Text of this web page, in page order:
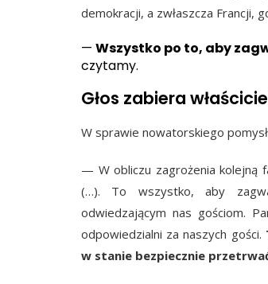
demokracji, a zwłaszcza Francji,
— Wszystko po to, aby
czytamy.
Głos zabiera
W sprawie nowatorskiego
— W obliczu zagrożenia kolejną
(…). To wszystko, aby
odwiedzającym nas gościom.
odpowiedzialni za naszych gości.
w stanie bezpiecznie